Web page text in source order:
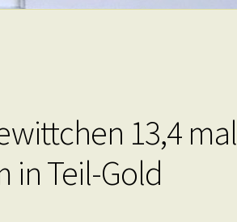
13,4 mal
in Teil-Gold